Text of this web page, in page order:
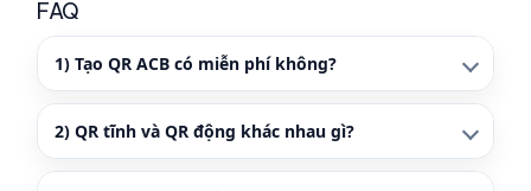
FAQ
1) Tạo QR ACB có miễn phí không?
2) QR tĩnh và QR động khác nhau gì?